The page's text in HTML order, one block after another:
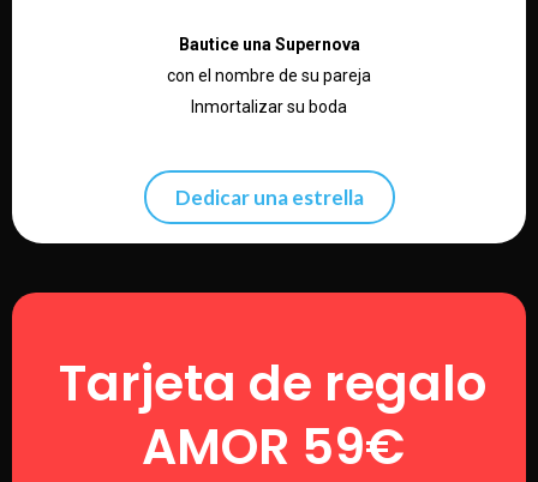
Bautice una Supernova
con el nombre de su pareja
Inmortalizar su boda
Dedicar una estrella
Tarjeta de regalo
AMOR 59€